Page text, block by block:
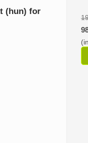
(hun) for